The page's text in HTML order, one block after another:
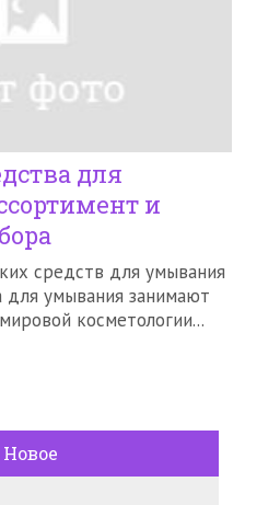
для
и
средств для умывания
для умывания занимают
косметологии...
Новое